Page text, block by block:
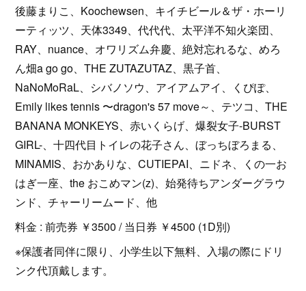
後藤まりこ、Koochewsen、キイチビール＆ザ・ホーリ
ーティッツ、天体3349、代代代、太平洋不知火楽団、
RAY、nuance、オワリズム弁慶、絶対忘れるな、めろ
ん畑a go go、THE ZUTAZUTAZ、黒子首、
NaNoMoRaL、シバノソウ、アイアムアイ、くぴぽ、
Emily likes tennis 〜dragon's 57 move～、テツコ、THE
BANANA MONKEYS、赤いくらげ、爆裂女子-BURST
GIRL-、十四代目トイレの花子さん、ぼっちぼろまる、
MINAMIS、おかありな、CUTIEPAI、ニドネ、くの一お
はぎ一座、the おこめマン(z)、始発待ちアンダーグラウ
ンド、チャーリームード、他
料金 : 前売券 ￥3500 / 当日券 ￥4500 (1D別)
※保護者同伴に限り、小学生以下無料、入場の際にドリ
ンク代頂戴します。